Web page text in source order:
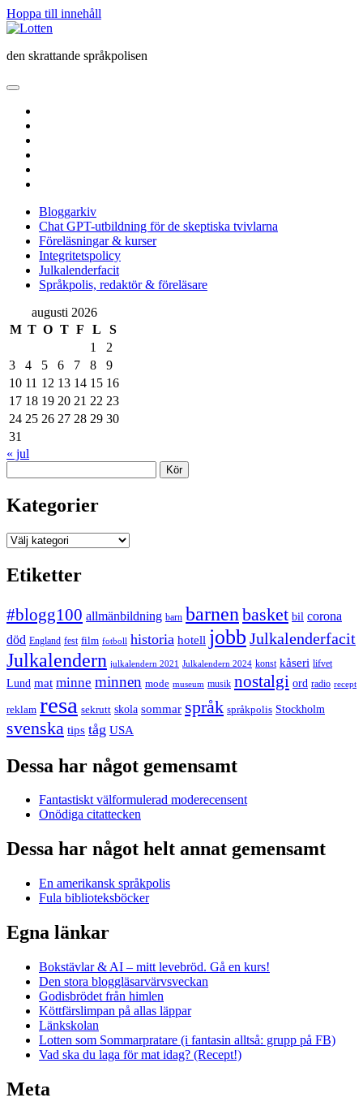
Hoppa till innehåll
Lotten
den skrattande språkpolisen
öppna
meny
Bloggarkiv
Chat GPT-utbildning för de skeptiska tvivlarna
Föreläsningar & kurser
Integritetspolicy
Julkalenderfacit
Språkpolis, redaktör & föreläsare
Sidopanel
augusti 2026
M T O T F L
S
1
2
3
4 5 6 7 8
9
10 11 12 13 14 15 16
17 18 19 20 21 22 23
24 25 26 27 28 29 30
31
« jul
Kategorier
Kategorier
Etiketter
#blogg100 allmänbildning barn barnen basket bil corona
död England fest film fotboll historia hotell jobb Julkalenderfacit
Julkalendern julkalendern 2021 Julkalendern 2024 konst kåseri lifvet
Lund mat minne minnen mode museum musik nostalgi ord radio recept
reklam resa sekrutt skola sommar språk språkpolis Stockholm
svenska tips tåg USA
Dessa har något gemensamt
Fantastiskt välformulerad moderecensent
Onödiga citattecken
Dessa har något helt annat gemensamt
En amerikansk språkpolis
Fula biblioteksböcker
Egna länkar
Bokstävlar & AI – mitt levebröd. Gå en kurs!
Den stora bloggläsarvärvsveckan
Godisbrödet från himlen
Köttfärslimpan på allas läppar
Länkskolan
Lotten som Sommarpratare (i fantasin alltså: grupp på FB)
Vad ska du laga för mat idag? (Recept!)
Meta